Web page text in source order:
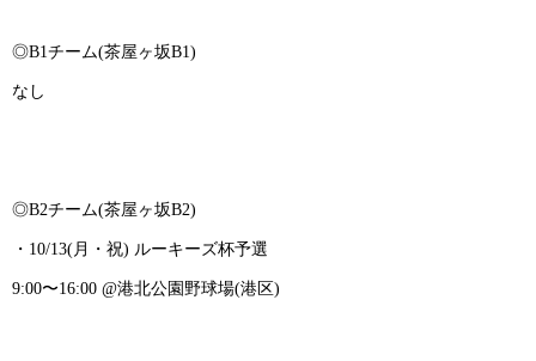
◎B1チーム(茶屋ヶ坂B1)
なし
◎B2チーム(茶屋ヶ坂B2)
・10/13(月・祝) ルーキーズ杯予選
9:00〜16:00 @港北公園野球場(港区)